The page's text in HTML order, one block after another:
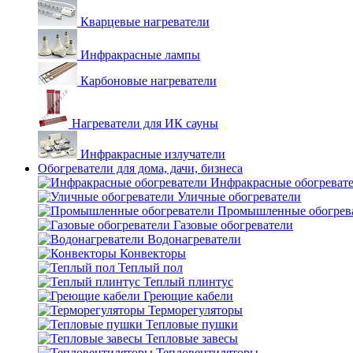
Кварцевые нагреватели
Инфракрасные лампы
Карбоновые нагреватели
Нагреватели для ИК сауны
Инфракрасные излучатели
Обогреватели для дома, дачи, бизнеса
Инфракрасные
Уличные обогреватели
Промышленные
Газовые обогреватели
Водонагреватели
Конвекторы
Теплый пол
Теплый плинтус
Греющие кабели
Терморегуляторы
Тепловые пушки
Тепловые завесы